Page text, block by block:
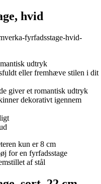
hvid
fyrfadsstage-hvid-
udtryk
eller fremhæve stilen i dit
giver et romantisk udtryk
dekorativt igennem
kun er 8 cm
for en fyrfadsstage
af stål